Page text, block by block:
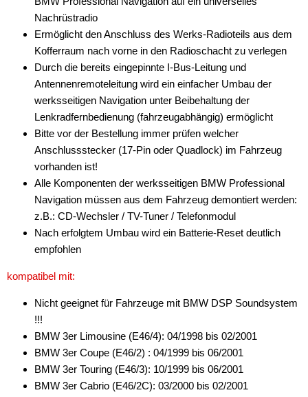
Antennenverstärker
Antennenzubehör
Aux-In-Adapter
Bluetooth
CAN-BUS-Adapter
für Alfa Romeo
für Audi
für BMW
alle Signale
Tachosignal
Zündungssignal
für Chevrolet
Nachrüstradio
Ermöglicht den Anschluss des Werks-Radioteils aus dem
Kofferraum nach vorne in den Radioschacht zu verlegen
Durch die bereits eingepinnte I-Bus-Leitung und
Antennenremoteleitung wird ein einfacher Umbau der
werksseitigen Navigation unter Beibehaltung der
Lenkradfernbedienung (fahrzeugabhängig) ermöglicht
Bitte vor der Bestellung immer prüfen welcher
Anschlussstecker (17-Pin oder Quadlock) im Fahrzeug
vorhanden ist!
Alle Komponenten der werksseitigen BMW Professional
Navigation müssen aus dem Fahrzeug demontiert werden:
z.B.: CD-Wechsler / TV-Tuner / Telefonmodul
Nach erfolgtem Umbau wird ein Batterie-Reset deutlich
empfohlen
kompatibel mit:
Nicht geeignet für Fahrzeuge mit BMW DSP Soundsystem
!!!
BMW 3er Limousine (E46/4): 04/1998 bis 02/2001
BMW 3er Coupe (E46/2) : 04/1999 bis 06/2001
BMW 3er Touring (E46/3): 10/1999 bis 06/2001
BMW 3er Cabrio (E46/2C): 03/2000 bis 02/2001